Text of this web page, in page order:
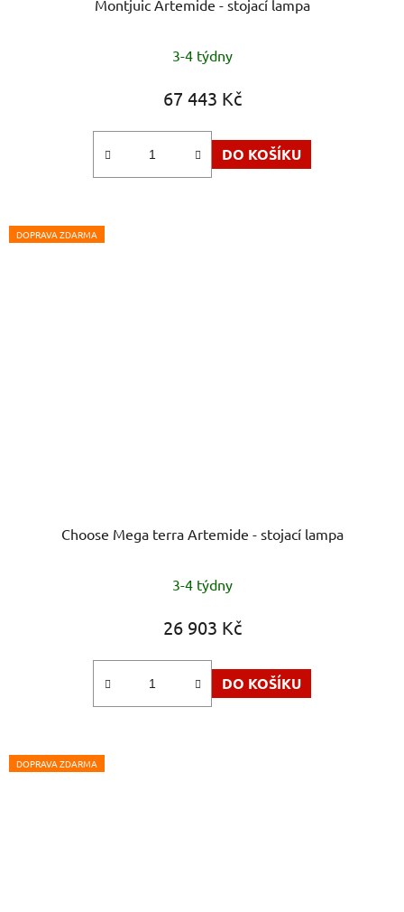
Montjuic Artemide - stojací lampa
hodnocení
produktu
5,0
3-4 týdny
67 443 Kč
DO KOŠÍKU
DOPRAVA ZDARMA
Choose Mega terra Artemide - stojací lampa
3-4 týdny
26 903 Kč
DO KOŠÍKU
DOPRAVA ZDARMA